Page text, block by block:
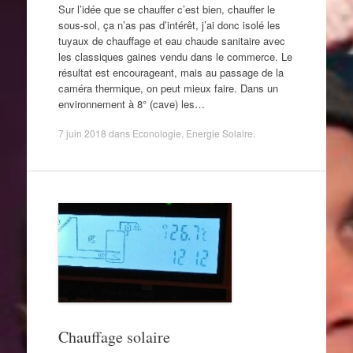
Sur l’idée que se chauffer c’est bien, chauffer le
sous-sol, ça n’as pas d’intérêt, j’ai donc isolé les
tuyaux de chauffage et eau chaude sanitaire avec
les classiques gaines vendu dans le commerce. Le
résultat est encourageant, mais au passage de la
caméra thermique, on peut mieux faire. Dans un
environnement à 8° (cave) les…
7 juin 2018 dans Econologie Energie Solaire
Chauffage solaire